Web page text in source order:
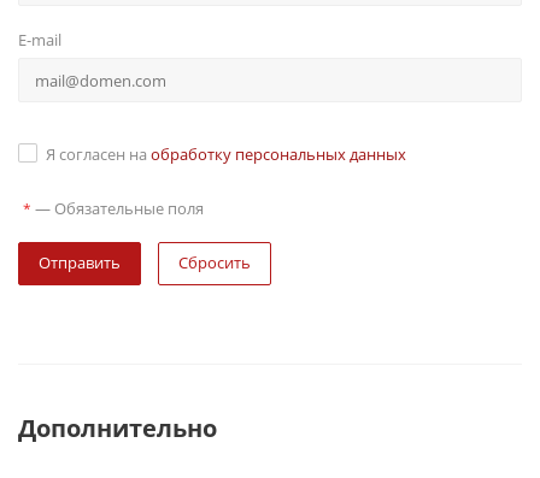
E-mail
Я согласен на обработку персональных данных
* — Обязательные поля
Сбросить
Дополнительно